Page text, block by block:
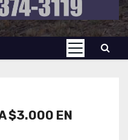
$3.000 EN